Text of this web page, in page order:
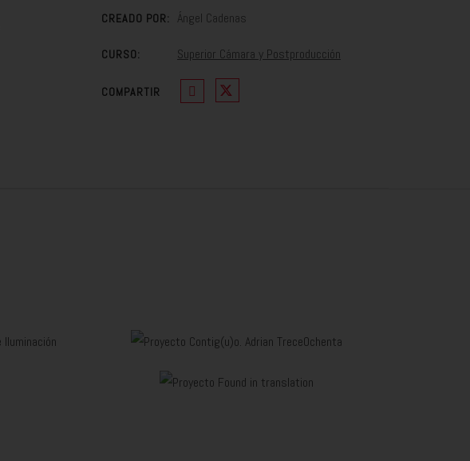
CREADO POR: Ángel Cadenas
CURSO: Superior Cámara y Postproducción
COMPARTIR